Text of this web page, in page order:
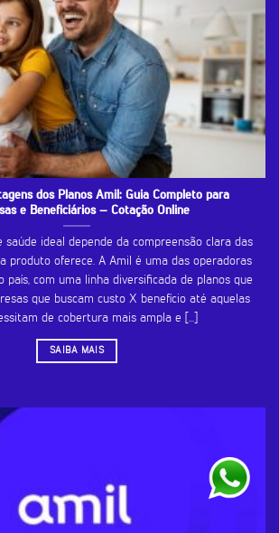
dos Planos Amil: Guia Completo para
e Beneficiários – Cotação Online
saúde ideal depende da compreensão clara das
produto oferece. A Amil é uma das operadoras
país, com uma linha diversificada de planos que
que buscam custo X benefício até aquelas
de cobertura mais ampla e [...]
SAIBA MAIS